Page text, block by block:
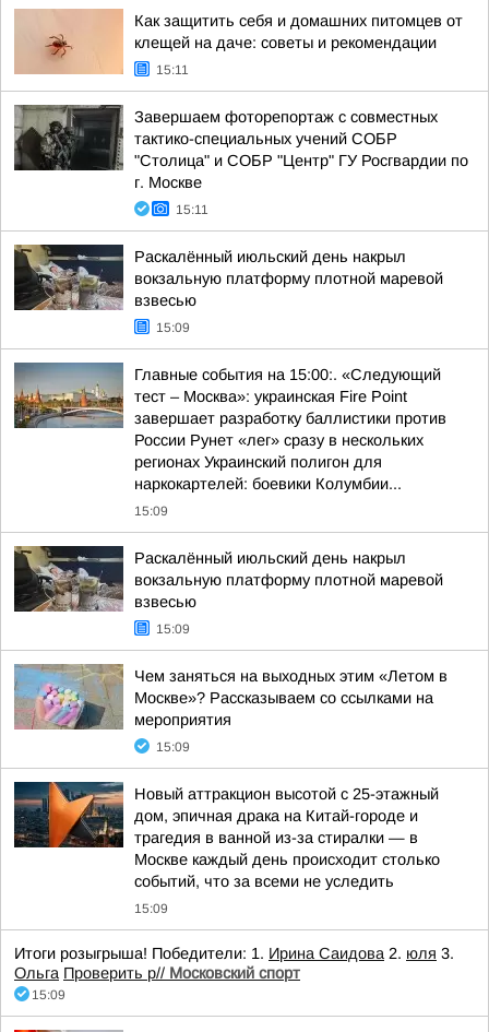
Как защитить себя и домашних питомцев от
клещей на даче: советы и рекомендации
15:11
Завершаем фоторепортаж с совместных
тактико-специальных учений СОБР
"Столица" и СОБР "Центр" ГУ Росгвардии по
г. Москве
15:11
Раскалённый июльский день накрыл
вокзальную платформу плотной маревой
взвесью
15:09
Главные события на 15:00:. «Следующий
тест – Москва»: украинская Fire Point
завершает разработку баллистики против
России Рунет «лег» сразу в нескольких
регионах Украинский полигон для
наркокартелей: боевики Колумбии...
15:09
Раскалённый июльский день накрыл
вокзальную платформу плотной маревой
взвесью
15:09
Чем заняться на выходных этим «Летом в
Москве»? Рассказываем со ссылками на
мероприятия
15:09
Новый аттракцион высотой с 25-этажный
дом, эпичная драка на Китай-городе и
трагедия в ванной из-за стиралки — в
Москве каждый день происходит столько
событий, что за всеми не уследить
15:09
Итоги розыгрыша! Победители: 1. Ирина Саидова 2. юля 3.
Ольга Проверить р// Московский спорт
15:09